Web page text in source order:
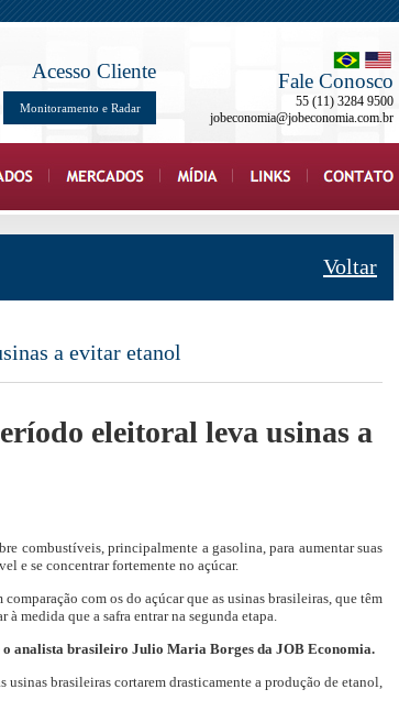
Fale Conosco
55 (11) 3284 9500
jobeconomia@jobeconomia.com.br
Acesso Cliente
Monitoramento e Radar
Voltar
a evitar etanol
eleitoral leva usinas a
combustíveis, principalmente a gasolina, para aumentar suas
e se concentrar fortemente no açúcar.
com os do açúcar que as usinas brasileiras, que têm
medida que a safra entrar na segunda etapa.
o analista brasileiro Julio Maria Borges da JOB Economia.
brasileiras cortarem drasticamente a produção de etanol,